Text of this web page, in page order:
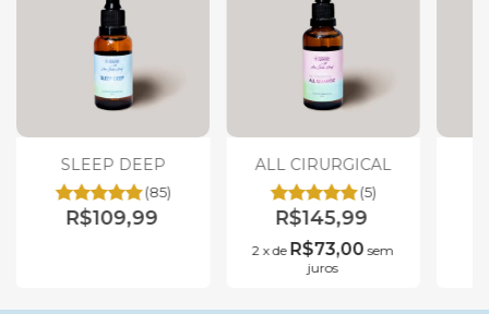
SLEEP DEEP
(85)
R$109,99
ALL CIRURGICAL
(5)
R$145,99
2 xde R$73,00 sem
juros